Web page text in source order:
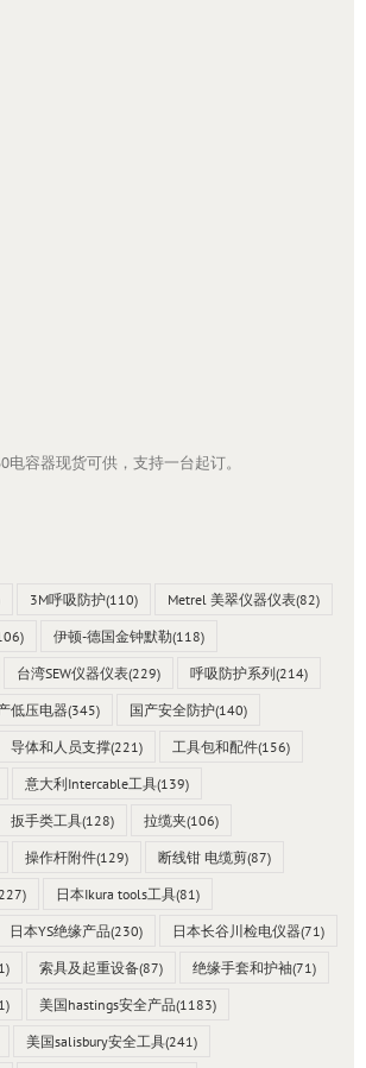
电容器现货可供，支持一台起订。
3M呼吸防护(110) Metrel 美翠仪器仪表(82)
伊顿-德国金钟默勒(118)
台湾SEW仪器仪表(229) 呼吸防护系列(214)
低压电器(345) 国产安全防护(140)
导体和人员支撑(221) 工具包和配件(156)
意大利Intercable工具(139)
扳手类工具(128) 拉缆夹(106)
操作杆附件(129) 断线钳 电缆剪(87)
日本Ikura tools工具(81)
日本YS绝缘产品(230) 日本长谷川检电仪器(71)
索具及起重设备(87) 绝缘手套和护袖(71)
美国hastings安全产品(1183)
美国salisbury安全工具(241)